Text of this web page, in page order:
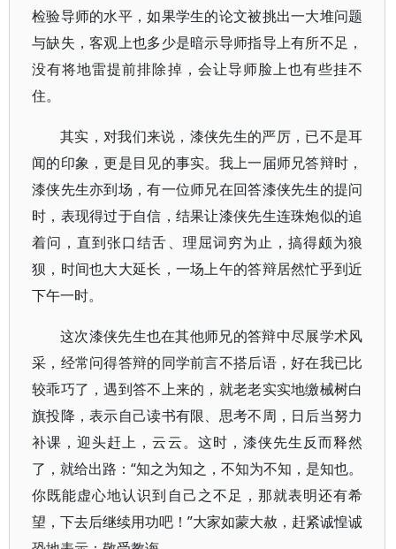
检验导师的水平，如果学生的论文被挑出一大堆问题
与缺失，客观上也多少是暗示导师指导上有所不足，
没有将地雷提前排除掉，会让导师脸上也有些挂不
住。
其实，对我们来说，漆侠先生的严厉，已不是耳
闻的印象，更是目见的事实。我上一届师兄答辩时，
漆侠先生亦到场，有一位师兄在回答漆侠先生的提问
时，表现得过于自信，结果让漆侠先生连珠炮似的追
着问，直到张口结舌、理屈词穷为止，搞得颇为狼
狈，时间也大大延长，一场上午的答辩居然忙乎到近
下午一时。
这次漆侠先生也在其他师兄的答辩中尽展学术风
采，经常问得答辩的同学前言不搭后语，好在我已比
较乖巧了，遇到答不上来的，就老老实实地缴械树白
旗投降，表示自己读书有限、思考不周，日后当努力
补课，迎头赶上，云云。这时，漆侠先生反而释然
了，就给出路：“知之为知之，不知为不知，是知也。
你既能虚心地认识到自己之不足，那就表明还有希
望，下去后继续用功吧！”大家如蒙大赦，赶紧诚惶诚